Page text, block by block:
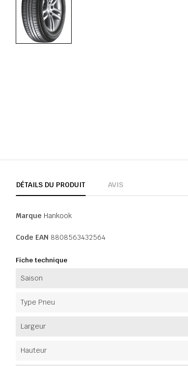
DÉTAILS DU PRODUIT AVIS
Marque Hankook
Code EAN 8808563432564
Fiche technique
Saison
Type Pneu
Largeur
Hauteur